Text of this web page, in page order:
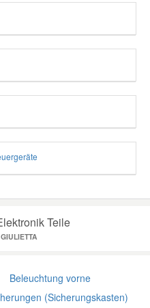
Teile
Beleuchtung vorne
(Sicherungskasten)